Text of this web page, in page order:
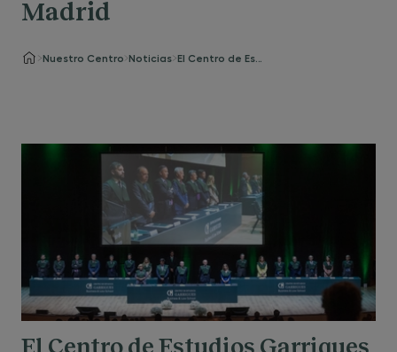
Madrid
Nuestro Centro Noticias El Centro de Estudios Garrigues celebró el Acto de Clausura de las Actividades Académicas del curso 2022-2023 en el Palacio Municipal de Congresos de Madrid